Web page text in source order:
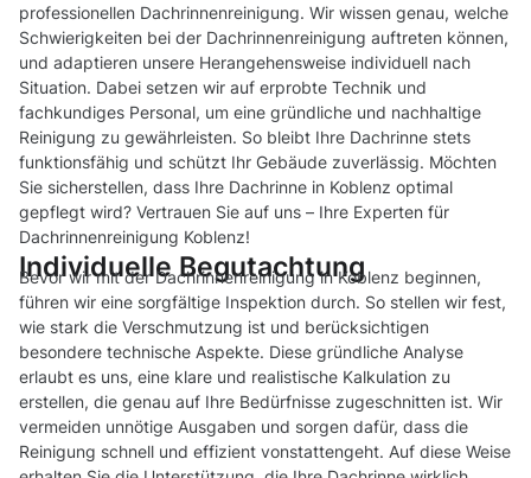
professionellen Dachrinnenreinigung. Wir wissen genau, welche
Schwierigkeiten bei der Dachrinnenreinigung auftreten können,
und adaptieren unsere Herangehensweise individuell nach
Situation. Dabei setzen wir auf erprobte Technik und
fachkundiges Personal, um eine gründliche und nachhaltige
Reinigung zu gewährleisten. So bleibt Ihre Dachrinne stets
funktionsfähig und schützt Ihr Gebäude zuverlässig. Möchten
Sie sicherstellen, dass Ihre Dachrinne in Koblenz optimal
gepflegt wird? Vertrauen Sie auf uns – Ihre Experten für
Dachrinnenreinigung Koblenz!
Individuelle Begutachtung
Bevor wir mit der Dachrinnenreinigung in Koblenz beginnen,
führen wir eine sorgfältige Inspektion durch. So stellen wir fest,
wie stark die Verschmutzung ist und berücksichtigen
besondere technische Aspekte. Diese gründliche Analyse
erlaubt es uns, eine klare und realistische Kalkulation zu
erstellen, die genau auf Ihre Bedürfnisse zugeschnitten ist. Wir
vermeiden unnötige Ausgaben und sorgen dafür, dass die
Reinigung schnell und effizient vonstattengeht. Auf diese Weise